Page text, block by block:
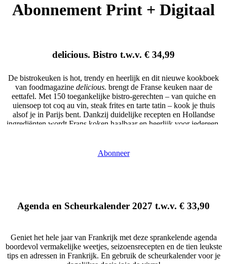
Abonnement Print + Digitaal
delicious. Bistro t.w.v. € 34,99
De bistrokeuken is hot, trendy en heerlijk en dit nieuwe kookboek
van foodmagazine delicious. brengt de Franse keuken naar de
eettafel. Met 150 toegankelijke bistro-gerechten – van quiche en
uiensoep tot coq au vin, steak frites en tarte tatin – kook je thuis
alsof je in Parijs bent. Dankzij duidelijke recepten en Hollandse
ingrediënten wordt Frans koken haalbaar en heerlijk voor iedereen.
Abonneer
Agenda en Scheurkalender 2027 t.w.v. € 33,90
Geniet het hele jaar van Frankrijk met deze sprankelende agenda
boordevol vermakelijke weetjes, seizoensrecepten en de tien leukste
tips en adressen in Frankrijk. En gebruik de scheurkalender voor je